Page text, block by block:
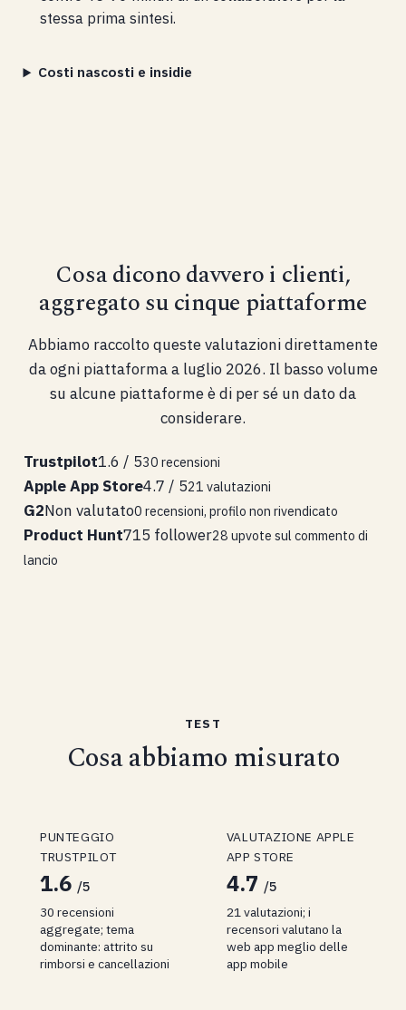
stessa prima sintesi.
Costi nascosti e insidie
Cosa dicono davvero i clienti,
aggregato su cinque piattaforme
Abbiamo raccolto queste valutazioni direttamente
da ogni piattaforma a luglio 2026. Il basso volume
su alcune piattaforme è di per sé un dato da
considerare.
Trustpilot1.6 / 530 recensioni
Apple App Store4.7 / 521 valutazioni
G2Non valutato0 recensioni, profilo non rivendicato
Product Hunt715 follower28 upvote sul commento di
lancio
TEST
Cosa abbiamo misurato
PUNTEGGIO
TRUSTPILOT
1.6 /5
30 recensioni
aggregate; tema
dominante: attrito su
rimborsi e cancellazioni
VALUTAZIONE APPLE
APP STORE
4.7 /5
21 valutazioni; i
recensori valutano la
web app meglio delle
app mobile